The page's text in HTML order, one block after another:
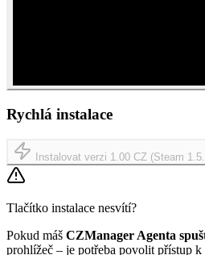
Rychlá instalace
Instalovat verzi 1.00 CZ (Steam
Tlačítko instalace nesvítí?
Pokud máš CZManager Agenta
prohlížeč – je potřeba povolit přístup